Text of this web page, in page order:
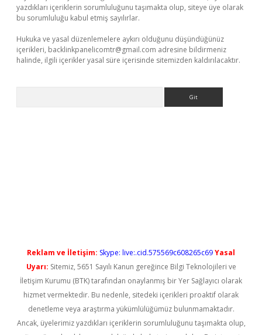
yazdıkları içeriklerin sorumluluğunu taşımakta olup, siteye üye olarak
bu sorumluluğu kabul etmiş sayılırlar.
Hukuka ve yasal düzenlemelere aykırı olduğunu düşündüğünüz
içerikleri, backlinkpanelicomtr@gmail.com adresine bildirmeniz
halinde, ilgili içerikler yasal süre içerisinde sitemizden kaldırılacaktır.
Reklam ve İletişim: Skype: live:.cid.575569c608265c69Yasal
Uyarı: Sitemiz, 5651 Sayılı Kanun gereğince Bilgi Teknolojileri ve
İletişim Kurumu (BTK) tarafından onaylanmış bir Yer Sağlayıcı olarak
hizmet vermektedir. Bu nedenle, sitedeki içerikleri proaktif olarak
denetleme veya araştırma yükümlülüğümüz bulunmamaktadır.
Ancak, üyelerimiz yazdıkları içeriklerin sorumluluğunu taşımakta olup,